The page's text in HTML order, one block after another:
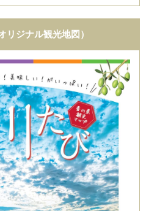
リジナル観光地図）